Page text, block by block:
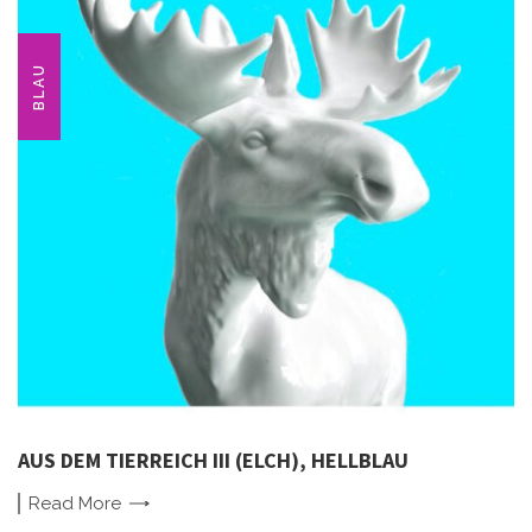
BLAU
AUS DEM TIERREICH III (ELCH), HELLBLAU
Read More